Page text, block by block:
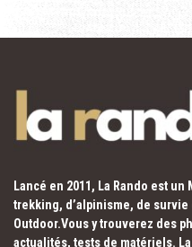
Lancé en 2011, La Rando est
trekking, d’alpinisme, de
Outdoor.Vous y trouverez des
actualités, tests de matériels. La